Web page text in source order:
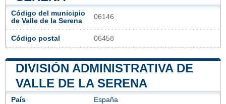
Código del municipio
de Valle de la Serena
06146
Código postal 06458
DIVISIÓN ADMINISTRATIVA DE
VALLE DE LA SERENA
País España